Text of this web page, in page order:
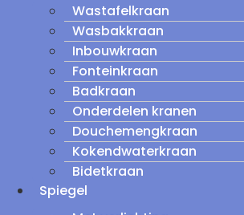
Wastafelkraan
Wasbakkraan
Inbouwkraan
Fonteinkraan
Badkraan
Onderdelen kranen
Douchemengkraan
Kokendwaterkraan
Bidetkraan
Spiegel